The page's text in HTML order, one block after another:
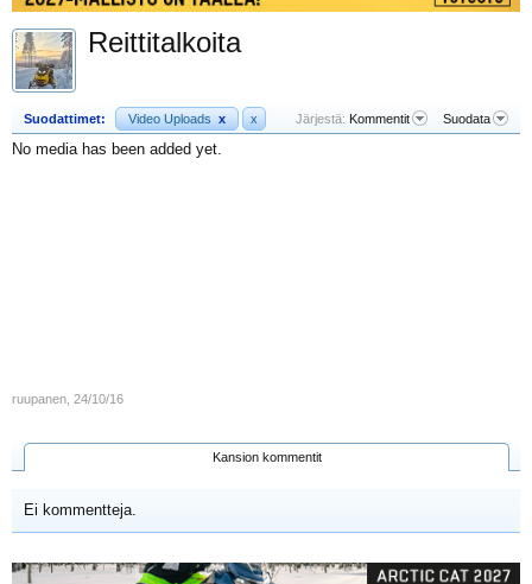
Reittitalkoita
Suodattimet: Video Uploads x x Järjestä: Kommentit Suodata
No media has been added yet.
ruupanen 24/10/16
Kansion kommentit
Ei kommentteja.